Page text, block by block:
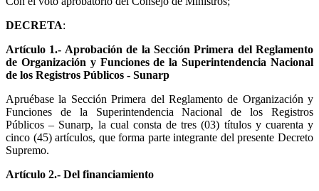
DECRETA:
Artículo 1.- Aprobación de la Sección Primera del Reglamento
de Organización y Funciones de la Superintendencia Nacional
de los Registros Públicos - Sunarp
Apruébase la Sección Primera del Reglamento de Organización y
Funciones de la Superintendencia Nacional de los Registros
Públicos – Sunarp, la cual consta de tres (03) títulos y cuarenta y
cinco (45) artículos, que forma parte integrante del presente Decreto
Supremo.
Artículo 2.- Del financiamiento